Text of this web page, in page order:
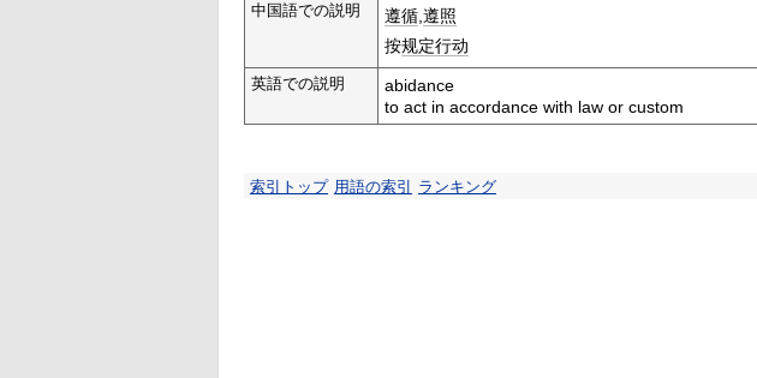
中国語での説明 遵循,遵照
按规定行动
英語での説明
abidance
to act in accordance with law or custom
索引トップ 用語の索引 ランキング